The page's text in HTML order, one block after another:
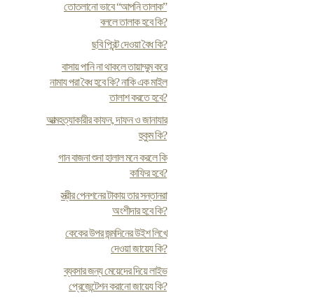
তোতলানো ভাবে “আপনি তালাক”
বললে তালাক হবে কি?
ছবি প্রিন্ট দেওয়া বৈধ কি?
বাসায় পানি না থাকলে তায়াম্মুম করে
নামায পরা বৈধ হবে কি? নাকি এক মাইল
তালাশ করতে হবে?
আত্মহত্যাকারীর কাফন, দাফন ও জানাযার
হুকুম কি?
গান বাজনা শুনা হালাল মনে করলে কি
কাফির হবে?
স্ত্রীর পেনশনের টাকায় তার সন্তানরা
অংশীদার হবে কি?
কেকের উপর জন্মদিনের উইশ লিখে
দেওয়া জায়েয কি?
ব্যবসার জন্য মেয়েদের দিয়ে লাইভ
প্রেজেন্টেশন করানো জায়েয কি?